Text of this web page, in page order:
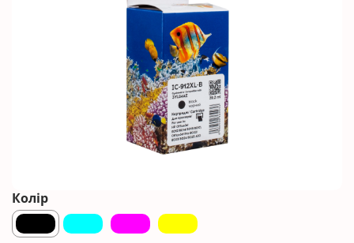
Колір